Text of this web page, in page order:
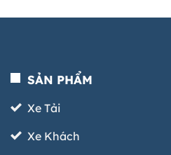
SẢN PHẨM
Xe Tải
Xe Khách